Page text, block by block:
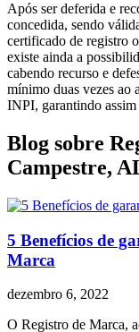
Após ser deferida e
concedida, sendo
certificado de registro
existe ainda a
cabendo recurso e
mínimo duas vezes ao
INPI, garantindo
Blog sobre
Campestre,
5 Benefícios de
Marca
dezembro 6, 2022
O Registro de Marca,